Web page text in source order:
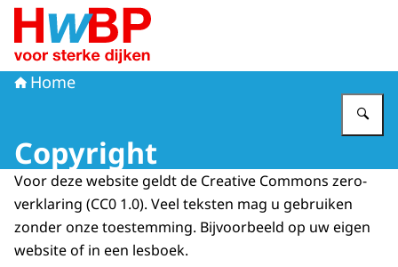
Naar de homepage van
Home
Copyright
Voor deze website geldt de Creative Commons zero-
verklaring (CC0 1.0). Veel teksten mag u gebruiken
zonder onze toestemming. Bijvoorbeeld op uw eigen
website of in een lesboek.